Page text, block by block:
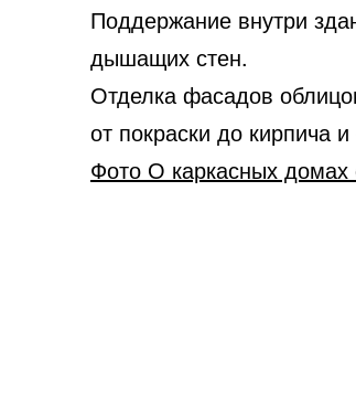
Поддержание внутри
дышащих стен.
Отделка фасадов
от покраски до кирпича и
Фото О каркасных